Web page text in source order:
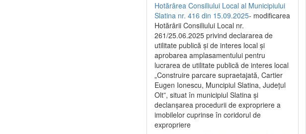
Hotărârea Consiliului Local al Municipiului
Slatina nr. 416 din 15.09.2025- modificarea
Hotărârii Consiliului Local nr.
261/25.06.2025 privind declararea de
utilitate publică și de interes local și
aprobarea amplasamentului pentru
lucrarea de utilitate publică de interes local
„Construire parcare supraetajată, Cartier
Eugen Ionescu, Muncipiul Slatina, Județul
Olt”, situat în municipiul Slatina și
declanșarea procedurii de expropriere a
imobilelor cuprinse în coridorul de
expropriere